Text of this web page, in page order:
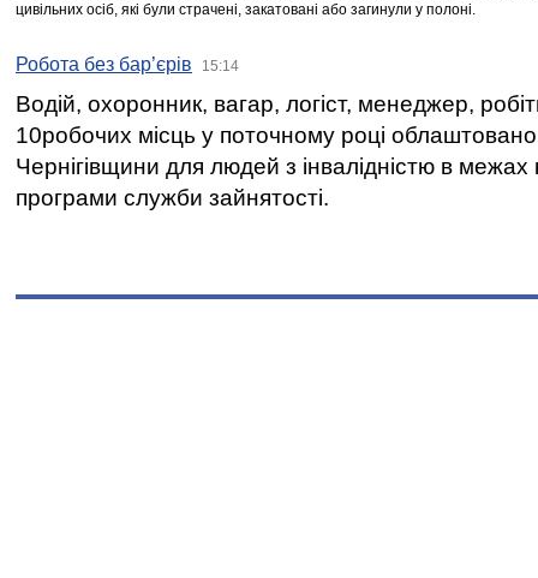
цивільних осіб, які були страчені, закатовані або загинули у полоні.
Робота без бар’єрів 15:14
Водій, охоронник, вагар, логіст, менеджер,
10робочих місць у поточному році
Чернігівщини для людей з інвалідністю в межах
програми служби зайнятості.